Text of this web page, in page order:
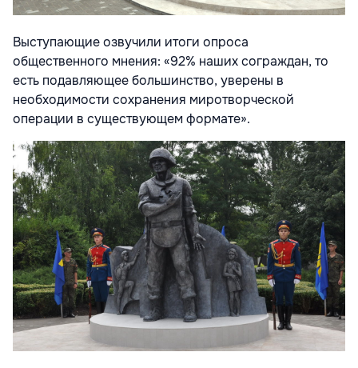
Выступающие озвучили итоги опроса
общественного мнения: «92% наших сограждан, то
есть подавляющее большинство, уверены в
необходимости сохранения миротворческой
операции в существующем формате».